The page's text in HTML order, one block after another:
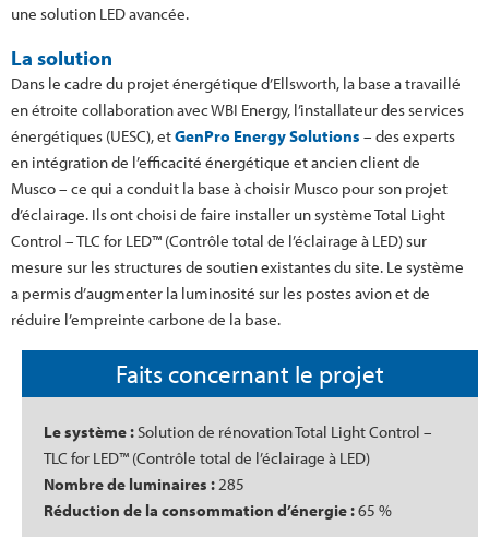
une solution LED avancée.
La solution
Dans le cadre du projet énergétique d’Ellsworth, la base a travaillé
en étroite collaboration avec WBI Energy, l’installateur des services
énergétiques (UESC), etGenPro Energy Solutions – des experts
en intégration de l’efficacité énergétique et ancien client de
Musco – ce qui a conduit la base à choisir Musco pour son projet
d’éclairage. Ils ont choisi de faire installer un système Total Light
Control – TLC for LED™ (Contrôle total de l’éclairage à LED) sur
mesure sur les structures de soutien existantes du site. Le système
a permis d’augmenter la luminosité sur les postes avion et de
réduire l’empreinte carbone de la base.
Faits concernant le projet
Le système :Solution de rénovation Total Light Control –
TLC for LED™ (Contrôle total de l’éclairage à LED)
Nombre de luminaires :285
Réduction de la consommation d’énergie :65 %